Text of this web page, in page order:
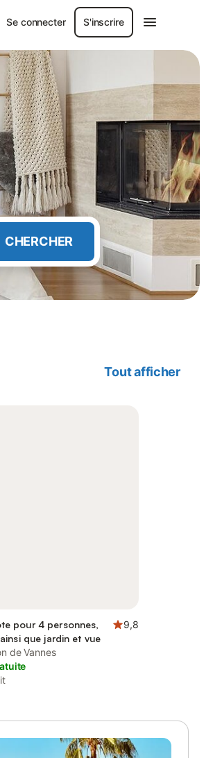
Se connecter S'inscrire
CHERCHER
Tout afficher
pour 4 personnes,
que jardin et vue
9,8
de Vannes